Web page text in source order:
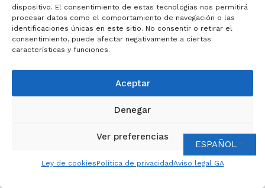
dispositivo. El consentimiento de estas tecnologías nos permitirá
procesar datos como el comportamiento de navegación o las
identificaciones únicas en este sitio. No consentir o retirar el
consentimiento, puede afectar negativamente a ciertas
características y funciones.
Aceptar
Denegar
Ver preferencias
Ley de cookiesPolítica de privacidadAviso legal GA
ESPAÑOL ▼